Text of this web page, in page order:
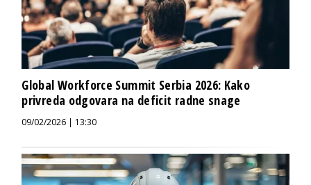
Global Workforce Summit Serbia 2026: Kako
privreda odgovara na deficit radne snage
09/02/2026 | 13:30